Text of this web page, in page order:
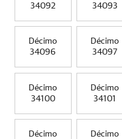
34092 34093
Décimo
34096
Décimo
34097
Décimo
34100
Décimo
34101
Décimo
Décimo